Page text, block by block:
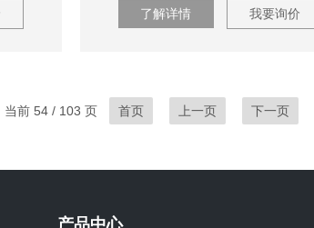
了解详情 我要询价
当前 54 / 103 页 首页 上一页 下一页
产品中心